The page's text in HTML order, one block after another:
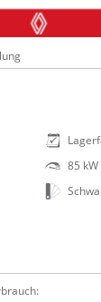
85 kW